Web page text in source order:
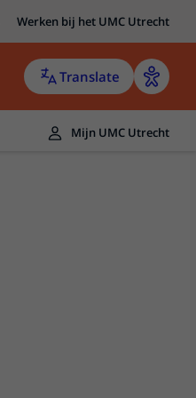
Werken bij het UMC Utrecht
Translate
Mijn UMC Utrecht